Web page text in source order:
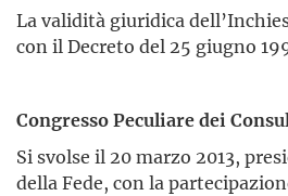
La validità giuridica
con il Decreto del 25 giugno
Congresso Peculiare dei
Si svolse il 20 marzo 2013,
della Fede, con la